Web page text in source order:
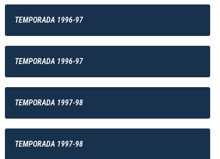
TEMPORADA 1996-97
TEMPORADA 1996-97
TEMPORADA 1997-98
TEMPORADA 1997-98